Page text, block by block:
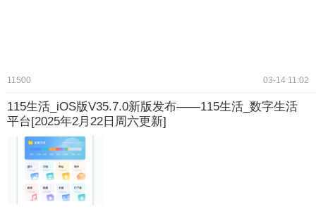
11500 03-14 11:02
115生活_iOS版V35.7.0新版发布——115生活_数字生活
平台[2025年2月22日周六更新]